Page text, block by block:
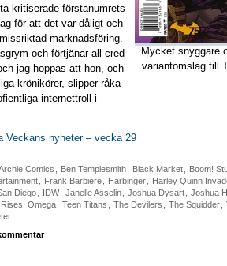
Mycket snyggare
variantomslag till
kritiserade förstanumrets
för att det var dåligt och
marknadsföring.
och förtjänar all cred
jag hoppas att hon, och
krönikörer, slipper råka
internettroll i
Veckans nyheter – vecka 29
Comics Ben Templesmith Black Market Boom!
Frank Barbiere Harbinger
Harley Quinn
Diego
IDW Janelle Asselin Joshua Dysart Joshua
Rises: Omega Teen Titans The Devilers The Squidder